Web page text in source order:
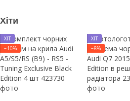
Хіти
ХІТ
−10%
ХІТ
−8%